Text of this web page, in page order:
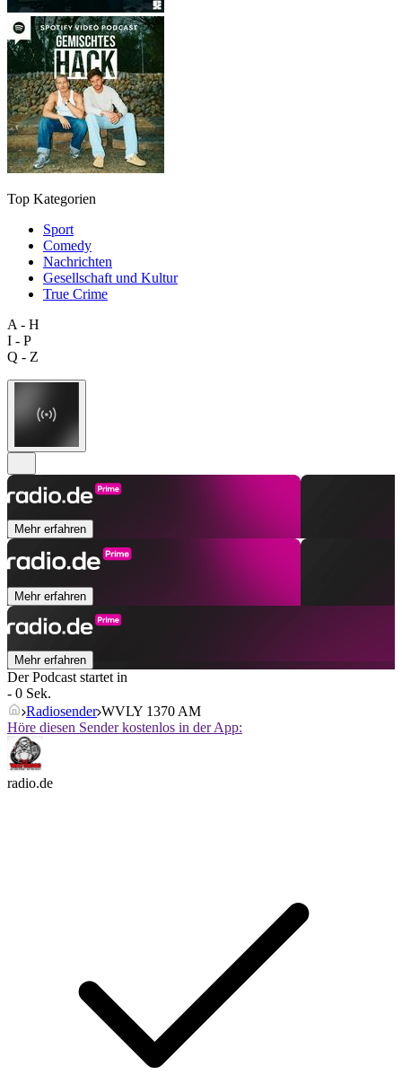
Top Kategorien
Sport
Comedy
Nachrichten
Gesellschaft und Kultur
True Crime
A - H
I - P
Q - Z
Mehr erfahren
Mehr erfahren
Mehr erfahren
Der Podcast startet in
- 0 Sek.
Radiosender WVLY 1370 AM
Höre diesen Sender kostenlos in der App:
radio.de